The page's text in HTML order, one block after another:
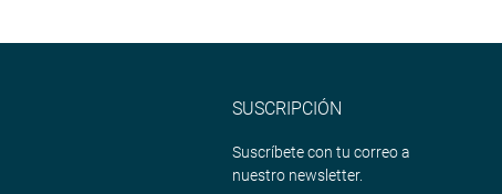
SUSCRIPCIÓN
Suscríbete con tu correo a
nuestro newsletter.